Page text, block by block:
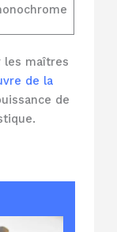
les maîtres
de la
de